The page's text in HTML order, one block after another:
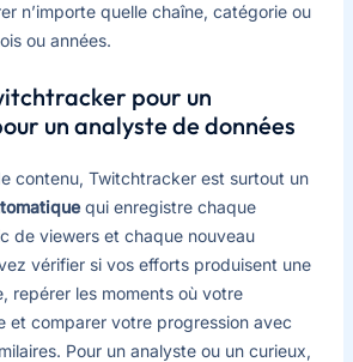
n’importe quelle chaîne, catégorie ou
ou années.
pour un
un analyste de données
contenu, Twitchtracker est surtout un
qui enregistre chaque
de viewers et chaque nouveau
vérifier si vos efforts produisent une
repérer les moments où votre
et comparer votre progression avec
Pour un analyste ou un curieux,